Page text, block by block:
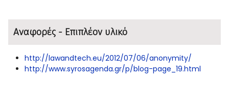
Αναφορές - Επιπλέον υλικό
http://lawandtech.eu/2012/07/06/anonymity/
http://www.syrosagenda.gr/p/blog-page_19.html